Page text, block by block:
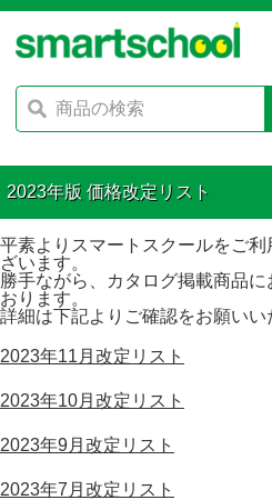
2023年版 価格改定リスト
平素よりスマートスクールをご
ざいます。
勝手ながら、カタログ掲載商品
おります。
詳細は下記よりご確認をお願いい
2023年11月改定リスト
2023年10月改定リスト
2023年9月改定リスト
2023年7月改定リスト